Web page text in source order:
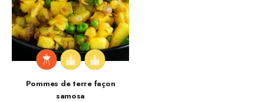
Pommes de terre façon
samosa